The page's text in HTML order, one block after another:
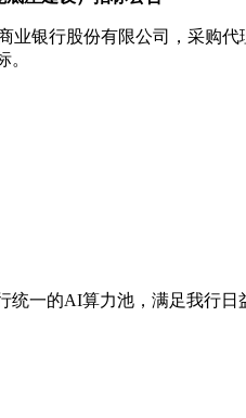
银行股份有限公司，采购代
统一的AI算力池，满足我行日